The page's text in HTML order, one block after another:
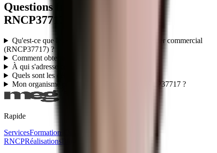
Questions fréquentes sur le titre
RNCP37717
Qu'est-ce que le titre professionnel TP - Conseiller commercial
(RNCP37717) ?
Comment obtenir le titre RNCP37717 ?
À qui s'adresse ce titre RNCP37717 ?
Quels sont les débouchés du titre RNCP37717 ?
Mon organisme peut-il faire passer le titre RNCP37717 ?
Rapide
ServicesFormations
RNCPRéalisations